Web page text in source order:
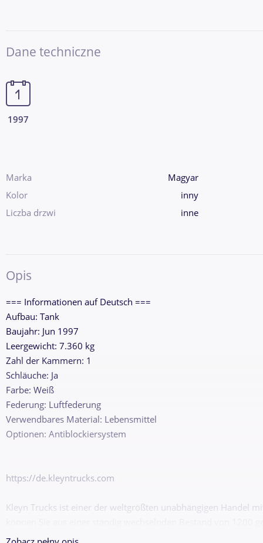
Dane techniczne
1997
Marka
Magyar
Kolor
inny
Liczba drzwi
inne
Opis
=== Informationen auf Deutsch ===
Aufbau: Tank
Baujahr: Jun 1997
Leergewicht: 7.360 kg
Zahl der Kammern: 1
Schläuche: Ja
Farbe: Weiß
Federung: Luftfederung
Verwendbares Material: Lebensmittel
Optionen: Antiblockiersystem
https://de.kleyntrucks.com
Kleyn Trucks ist einer der weltgrößten unabhängigen Handel
Anhänger wählen. Unser Angebot umfasst alle europäischen